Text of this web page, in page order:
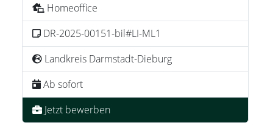
Homeoffice
DR-2025-00151-bil#LI-ML1
Landkreis Darmstadt-Dieburg
Ab sofort
Jetzt bewerben